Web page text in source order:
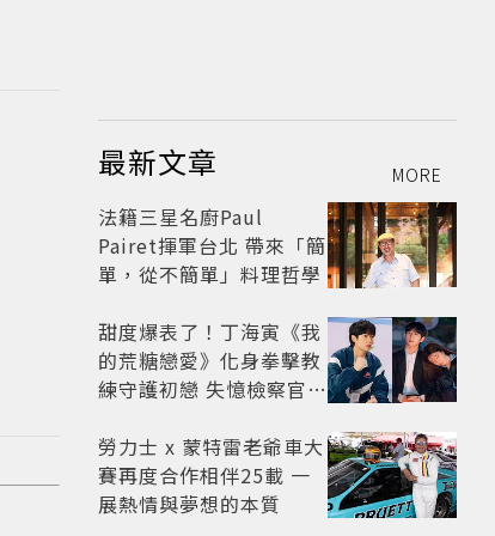
最新文章 MORE
法籍三星名廚Paul
Pairet揮軍台北 帶來「簡
單，從不簡單」料理哲學
甜度爆表了！丁海寅《我
的荒糖戀愛》化身拳擊教
練守護初戀 失憶檢察官×
劇
勞力士 x 蒙特雷老爺車大
賽再度合作相伴25載 一
展熱情與夢想的本質